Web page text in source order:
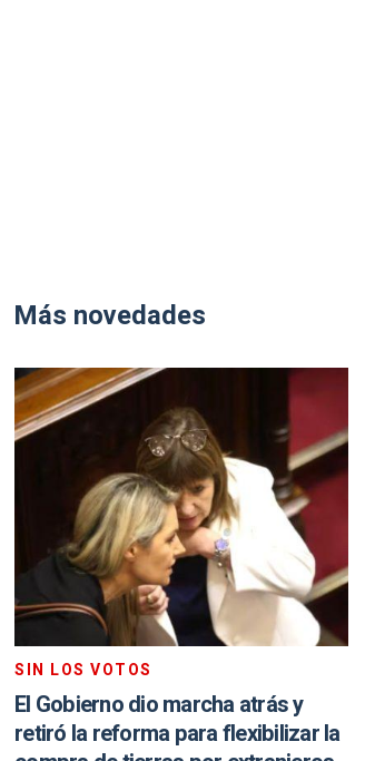
Más novedades
SIN LOS VOTOS
El Gobierno dio marcha atrás y
retiró la reforma para flexibilizar la